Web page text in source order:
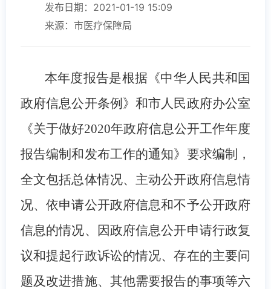
发布日期：2021-01-19 15:09
来源：市医疗保障局
本年度报告是根据《中华人民共和国
政府信息公开条例》和市人民政府办公室
《关于做好2020年政府信息公开工作年度
报告编制和发布工作的通知》要求编制，
全文包括总体情况、主动公开政府信息情
况、依申请公开政府信息和不予公开政府
信息的情况、因政府信息公开申请行政复
议和提起行政诉讼的情况、存在的主要问
题及改进措施、其他需要报告的事项等六